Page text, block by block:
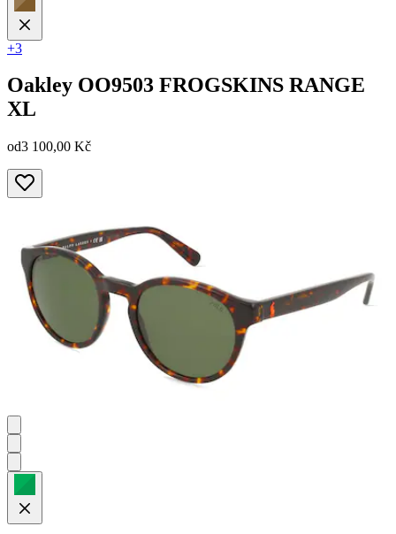
+3
Oakley OO9503 FROGSKINS RANGE
XL
od3 100,00 Kč